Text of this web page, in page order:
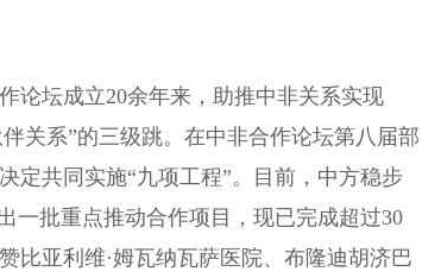
坛成立20余年来，助推中非关系实现
关系”的三级跳。在中非合作论坛第八届部
定共同实施“九项工程”。目前，中方稳步
一批重点推动合作项目，现已完成超过30
比亚利维·姆瓦纳瓦萨医院、布隆迪胡济巴